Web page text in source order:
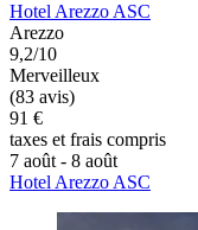
Hotel Arezzo ASC
Arezzo
9,2/10
Merveilleux
(83 avis)
91 €
taxes et frais compris
7 août - 8 août
Hotel Arezzo ASC